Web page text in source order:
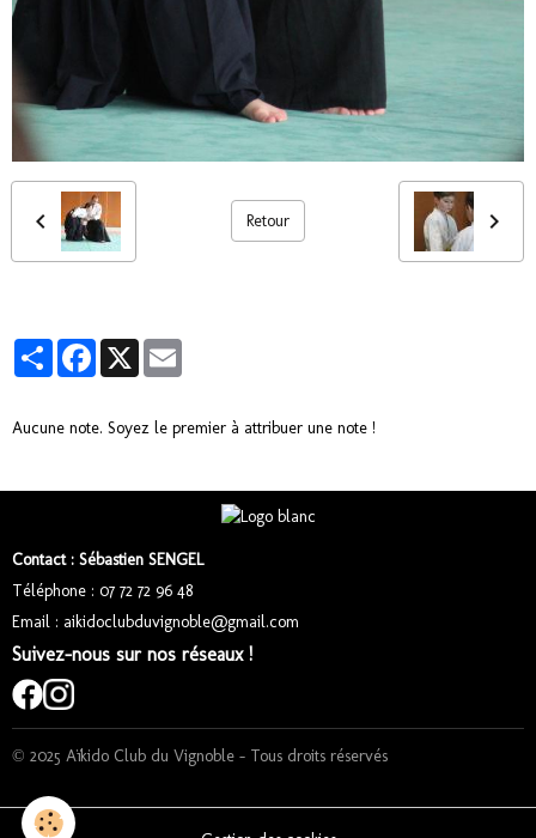
Retour
PartagerFacebook
X
Aucune note. Soyez le premier à attribuer une note !
Contact : Sébastien SENGEL
Téléphone : 07 72 72 96 48
Email : aikidoclubduvignoble@gmail.com
Suivez-nous sur nos réseaux !
© 2025 Aïkido Club du Vignoble – Tous droits réservés